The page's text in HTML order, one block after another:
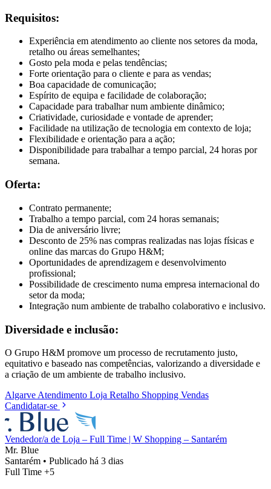
Requisitos:
Experiência em atendimento ao cliente nos setores da moda,
retalho ou áreas semelhantes;
Gosto pela moda e pelas tendências;
Forte orientação para o cliente e para as vendas;
Boa capacidade de comunicação;
Espírito de equipa e facilidade de colaboração;
Capacidade para trabalhar num ambiente dinâmico;
Criatividade, curiosidade e vontade de aprender;
Facilidade na utilização de tecnologia em contexto de loja;
Flexibilidade e orientação para a ação;
Disponibilidade para trabalhar a tempo parcial, 24 horas por
semana.
Oferta:
Contrato permanente;
Trabalho a tempo parcial, com 24 horas semanais;
Dia de aniversário livre;
Desconto de 25% nas compras realizadas nas lojas físicas e
online das marcas do Grupo H&M;
Oportunidades de aprendizagem e desenvolvimento
profissional;
Possibilidade de crescimento numa empresa internacional do
setor da moda;
Integração num ambiente de trabalho colaborativo e inclusivo.
Diversidade e inclusão:
O Grupo H&M promove um processo de recrutamento justo,
equitativo e baseado nas competências, valorizando a diversidade e
a criação de um ambiente de trabalho inclusivo.
Algarve Atendimento Loja Retalho Shopping Vendas
Candidatar-se
Vendedor/a de Loja – Full Time | W Shopping – Santarém
Mr. Blue
Santarém • Publicado há 3 dias
Full Time +5